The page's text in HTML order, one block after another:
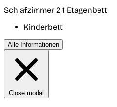
Schlafzimmer 2 1 Etagenbett
Kinderbett
Alle Informationen
Close modal